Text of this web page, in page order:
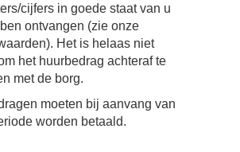
cijfers in goede staat van u
ontvangen (zie onze
Het is helaas niet
het huurbedrag achteraf te
met de borg.
moeten bij aanvang van
worden betaald.